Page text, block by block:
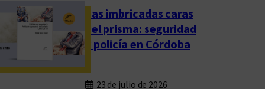
Las imbricadas caras
del prisma: seguridad
y policía en Córdoba
23 de julio de 2026